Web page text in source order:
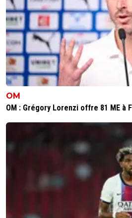
OM
OM : Grégory Lorenzi offre 81 ME à